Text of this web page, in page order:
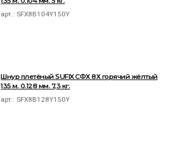
арт.: SFX8B104Y150Y
Шнур плетёный SUFIX СФХ 8Х горячий жёлтый
135 м. 0.128 мм. 7,3 кг.
арт.: SFX8B128Y150Y